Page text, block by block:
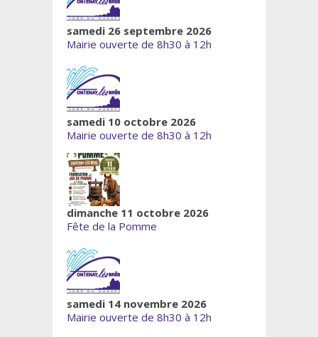
samedi 26 septembre 2026
Mairie ouverte de 8h30 à 12h
samedi 10 octobre 2026
Mairie ouverte de 8h30 à 12h
dimanche 11 octobre 2026
Fête de la Pomme
samedi 14 novembre 2026
Mairie ouverte de 8h30 à 12h